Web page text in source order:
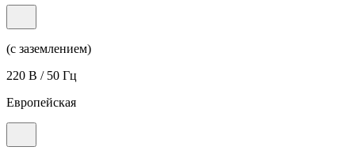
(с заземлением)
220 В / 50 Гц
Европейская